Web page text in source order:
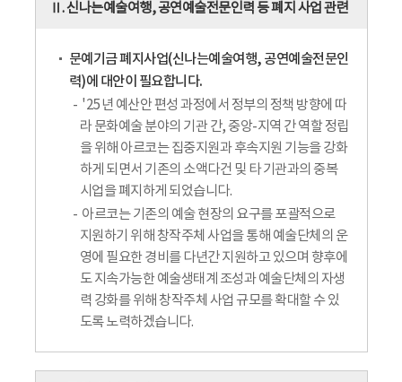
Ⅱ. 신나는예술여행, 공연예술전문인력 등 폐지 사업 관련
문예기금 폐지사업(신나는예술여행, 공연예술전문인
력)에 대안이 필요합니다.
'25년 예산안 편성 과정에서 정부의 정책 방향에 따
라 문화예술 분야의 기관 간, 중앙-지역 간 역할 정립
을 위해 아르코는 집중지원과 후속지원 기능을 강화
하게 되면서 기존의 소액다건 및 타 기관과의 중복
시업을 폐지하게 되었습니다.
아르코는 기존의 예술 현장의 요구를 포괄적으로
지원하기 위해 창작주체 사업을 통해 예술단체의 운
영에 필요한 경비를 다년간 지원하고 있으며 향후에
도 지속가능한 예술생태계 조성과 예술단체의 자생
력 강화를 위해 창작주체 사업 규모를 확대할 수 있
도록 노력하겠습니다.